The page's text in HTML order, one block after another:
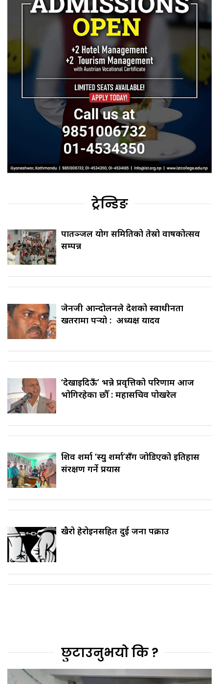
ट्रेन्डिङ
पातञ्जल योग समितिको तेस्रो वार्षिकोत्सव
सम्पन्न
जेनजी आन्दोलनले देशको स्वाधीनता
खतरामा पर्‍यो : अध्यक्ष यादव
‘देखाइदिऊँ’ भन्ने प्रवृत्तिको परिणाम आज
भोगिरहेका छौँ : महासचिव पोखरेल
शिव शर्मा ‘स्यु शर्मा’सँग जोडिएको इतिहास
संरक्षण गर्ने प्रयास
खैरो हेरोइनसहित दुई जना पक्राउ
छुटाउनुभयो कि ?